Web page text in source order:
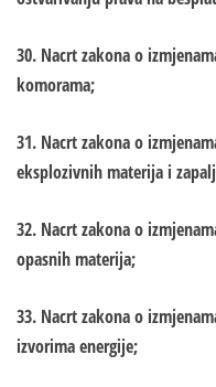
30. Nacrt zakona o
komorama;
31. Nacrt zakona o
eksplozivnih materija i
32. Nacrt zakona o
opasnih materija;
33. Nacrt zakona o
izvorima energije;